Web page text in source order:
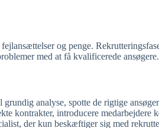
og penge.
med at få kvalificerede
analyse, spotte de rigtige
kontrakter, introducere medarbejdere
der kun beskæftiger sig med